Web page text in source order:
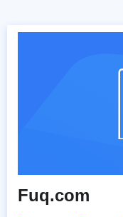
Fuq.com